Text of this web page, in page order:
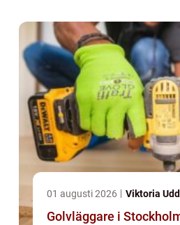
01 augusti 2026 Viktoria
Golvläggare i